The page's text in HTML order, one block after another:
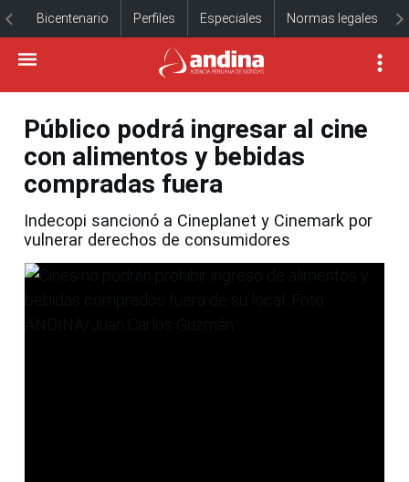
Bicentenario Perfiles Especiales Normas legales
Público podrá ingresar al cine
con alimentos y bebidas
compradas fuera
Indecopi sancionó a Cineplanet y Cinemark por
vulnerar derechos de consumidores